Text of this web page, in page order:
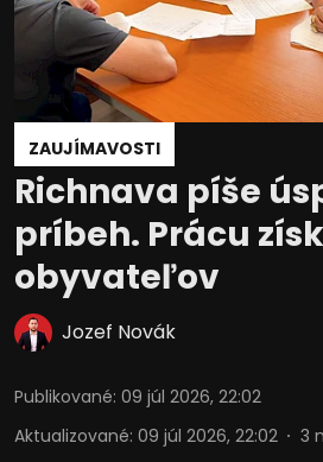
ZAUJÍMAVOSTI
Richnava píše
príbeh. Prácu
obyvateľov
Jozef Novák
Publikované: 09 júl 2026, 22:02
Aktualizované: 09 júl 2026, 22:02 3